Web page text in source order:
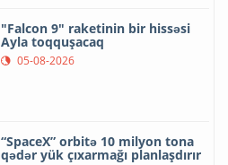
"Falcon 9" raketinin bir hissəsi
Ayla toqquşacaq
05-08-2026
“SpaceX” orbitə 10 milyon tona
qədər yük çıxarmağı planlaşdırır